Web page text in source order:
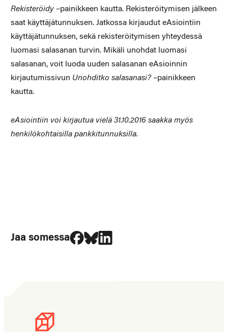
Rekisteröidy–painikkeen kautta. Rekisteröitymisen jälkeen
saat käyttäjätunnuksen. Jatkossa kirjaudut eAsiointiin
käyttäjätunnuksen, sekä rekisteröitymisen yhteydessä
luomasi salasanan turvin. Mikäli unohdat luomasi
salasanan, voit luoda uuden salasanan eAsioinnin
kirjautumissivun Unohditko salasanasi?–painikkeen
kautta.
eAsiointiin voi kirjautua vielä 31.10.2016 saakka myös
henkilökohtaisilla pankkitunnuksilla.
Jaa somessa
Jaa Facebookissa
Jaa Blueskyssa
Jaa LinkedIn:ssä